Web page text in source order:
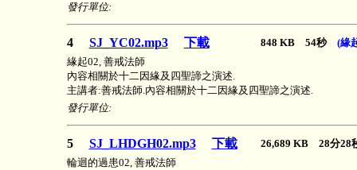
發行單位:
4 SJ_YC02.mp3 下載 848 KB 54秒 (緣
緣起02, 善戒法師
內容相關於十二因緣及四聖諦之演述.
主講者:善戒法師.內容相關於十二因緣及四聖諦之演述.
發行單位:
5 SJ_LHDGH02.mp3 下載
26,689 KB 28分
輪迴的過患02, 善戒法師